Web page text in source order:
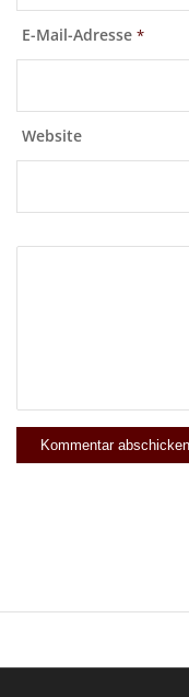
E-Mail-Adresse *
Website